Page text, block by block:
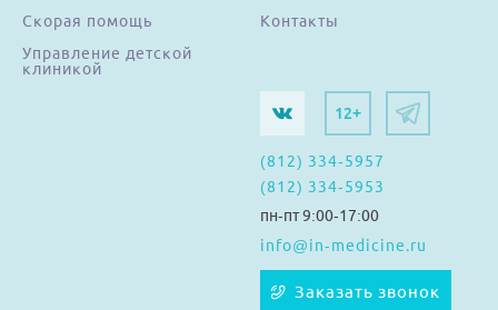
Скорая помощь
Управление детской
клиникой
Контакты
12+
(812) 334-5957
(812) 334-5953
пн-пт 9:00-17:00
info@in-medicine.ru
Заказать звонок